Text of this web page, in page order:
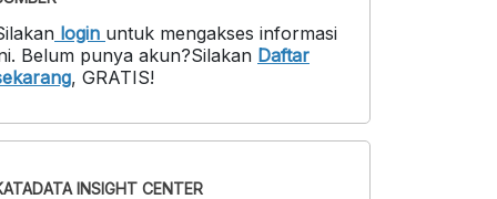
login untuk mengakses informasi
. Belum punya akun?Silakan Daftar
, GRATIS!
INSIGHT CENTER